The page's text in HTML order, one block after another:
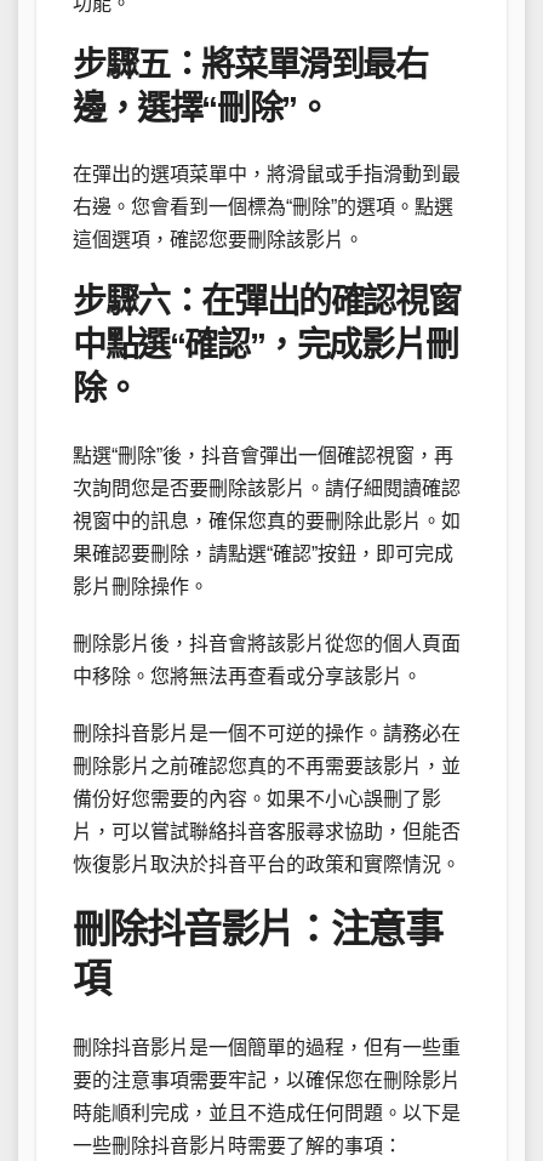
步驟五：將菜單滑到最右
邊，選擇“刪除”。
在彈出的選項菜單中，將滑鼠或手指滑動到最
右邊。您會看到一個標為“刪除”的選項。點選
這個選項，確認您要刪除該影片。
步驟六：在彈出的確認視窗
中點選“確認”，完成影片刪
除。
點選“刪除”後，抖音會彈出一個確認視窗，再
次詢問您是否要刪除該影片。請仔細閱讀確認
視窗中的訊息，確保您真的要刪除此影片。如
果確認要刪除，請點選“確認”按鈕，即可完成
影片刪除操作。
刪除影片後，抖音會將該影片從您的個人頁面
中移除。您將無法再查看或分享該影片。
刪除抖音影片是一個不可逆的操作。請務必在
刪除影片之前確認您真的不再需要該影片，並
備份好您需要的內容。如果不小心誤刪了影
片，可以嘗試聯絡抖音客服尋求協助，但能否
恢復影片取決於抖音平台的政策和實際情況。
刪除抖音影片：注意事
項
刪除抖音影片是一個簡單的過程，但有一些重
要的注意事項需要牢記，以確保您在刪除影片
時能順利完成，並且不造成任何問題。以下是
一些刪除抖音影片時需要了解的事項：